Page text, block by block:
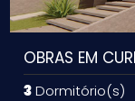
OBRAS EM
3Dormitório(s)